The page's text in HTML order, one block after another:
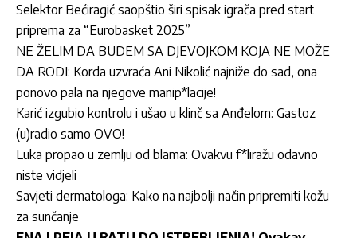
Selektor Bećiragić saopštio širi spisak igrača pred start
priprema za “Eurobasket 2025”
NE ŽELIM DA BUDEM SA DJEVOJKOM KOJA NE MOŽE
DA RODI: Korda uzvraća Ani Nikolić najniže do sad, ona
ponovo pala na njegove manip*lacije!
Karić izgubio kontrolu i ušao u klinč sa Anđelom: Gastoz
(u)radio samo OVO!
Luka propao u zemlju od blama: Ovakvu f*liražu odavno
niste vidjeli
Savjeti dermatologa: Kako na najbolji način pripremiti kožu
za sunčanje